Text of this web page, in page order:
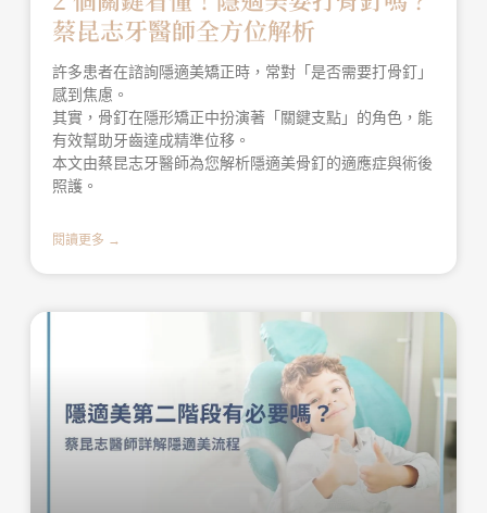
蔡昆志牙醫師全方位解析
許多患者在諮詢隱適美矯正時，常對「是否需要打骨釘」
感到焦慮。
其實，骨釘在隱形矯正中扮演著「關鍵支點」的角色，能
有效幫助牙齒達成精準位移。
本文由蔡昆志牙醫師為您解析隱適美骨釘的適應症與術後
照護。
閱讀更多 →